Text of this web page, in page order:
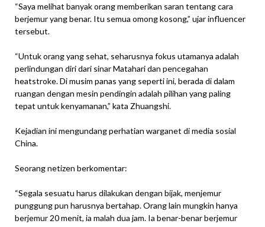
“Saya melihat banyak orang memberikan saran tentang cara
berjemur yang benar. Itu semua omong kosong,” ujar influencer
tersebut.
“Untuk orang yang sehat, seharusnya fokus utamanya adalah
perlindungan diri dari sinar Matahari dan pencegahan
heatstroke. Di musim panas yang seperti ini, berada di dalam
ruangan dengan mesin pendingin adalah pilihan yang paling
tepat untuk kenyamanan,” kata Zhuangshi.
Kejadian ini mengundang perhatian warganet di media sosial
China.
Seorang netizen berkomentar:
“Segala sesuatu harus dilakukan dengan bijak, menjemur
punggung pun harusnya bertahap. Orang lain mungkin hanya
berjemur 20 menit, ia malah dua jam. Ia benar-benar berjemur